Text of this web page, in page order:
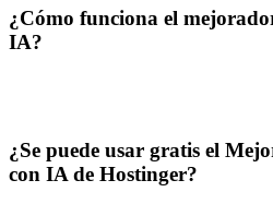
¿Cómo funciona el
IA?
¿Se puede usar gratis el
con IA de Hostinger?